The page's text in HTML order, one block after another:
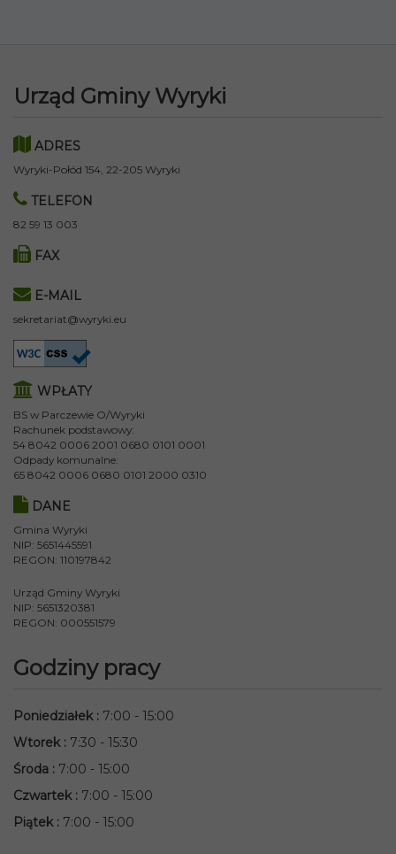
Urząd Gminy Wyryki
ADRES
Wyryki-Połód 154, 22-205 Wyryki
TELEFON
82 59 13 003
FAX
E-MAIL
sekretariat@wyryki.eu
WPŁATY
BS w Parczewie O/Wyryki
Rachunek podstawowy:
54 8042 0006 2001 0680 0101 0001
Odpady komunalne:
65 8042 0006 0680 0101 2000 0310
DANE
Gmina Wyryki
NIP: 5651445591
REGON: 110197842
Urząd Gminy Wyryki
NIP: 5651320381
REGON: 000551579
Godziny pracy
Poniedziałek: 7:00 - 15:00
Wtorek: 7:30 - 15:30
Środa : 7:00 - 15:00
Czwartek: 7:00 - 15:00
Piątek: 7:00 - 15:00